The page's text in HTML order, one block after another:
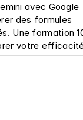
avec Google
des formules
Une formation
votre